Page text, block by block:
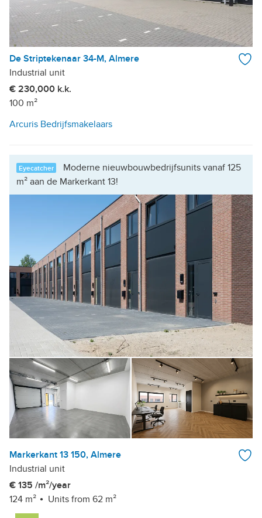
De Striptekenaar 34-M, Almere
Industrial unit
€ 230,000 k.k.
100 m²
Arcuris Bedrijfsmakelaars
Eyecatcher
Moderne nieuwbouwbedrijfsunits vanaf 125
m² aan de Markerkant 13!
Markerkant 13 150, Almere
Industrial unit
€ 135 /m²/year
124 m²
Units from 62 m²